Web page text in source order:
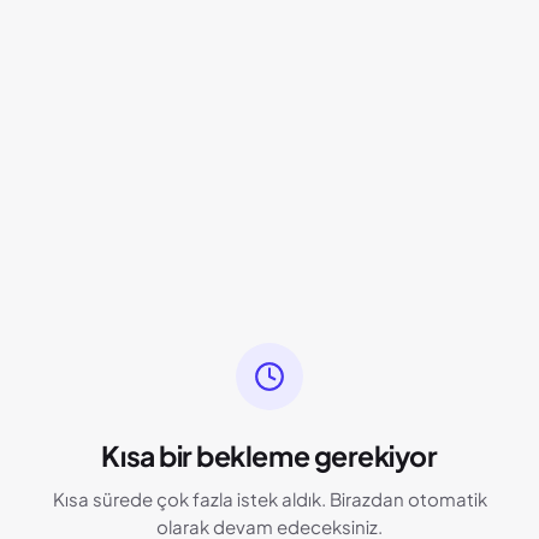
Kısa bir bekleme gerekiyor
Kısa sürede çok fazla istek aldık. Birazdan otomatik
olarak devam edeceksiniz.